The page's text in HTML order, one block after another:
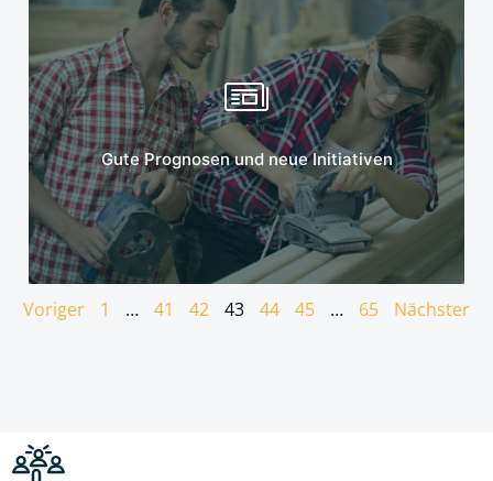
Gute Prognosen und neue Initiativen
Mehr erfahren
Voriger 1 … 41 42 43 44 45 … 65 Nächster